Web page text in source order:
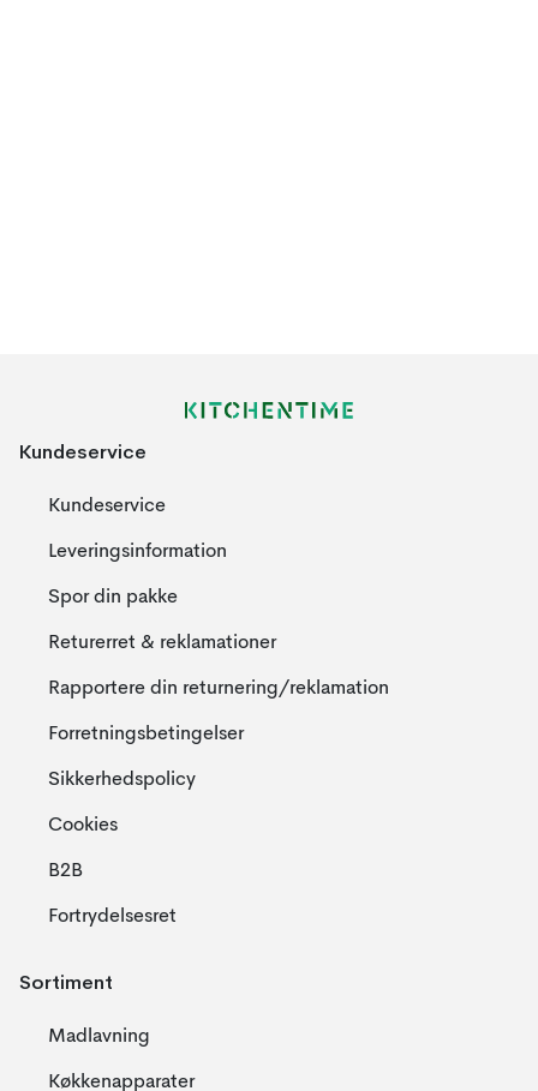
Kundeservice
Kundeservice
Leveringsinformation
Spor din pakke
Returerret & reklamationer
Rapportere din returnering/reklamation
Forretningsbetingelser
Sikkerhedspolicy
Cookies
B2B
Fortrydelsesret
Sortiment
Madlavning
Køkkenapparater